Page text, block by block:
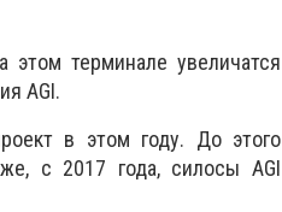
этом терминале увеличатся
AGI.
в этом году. До этого
с 2017 года, силосы AGI